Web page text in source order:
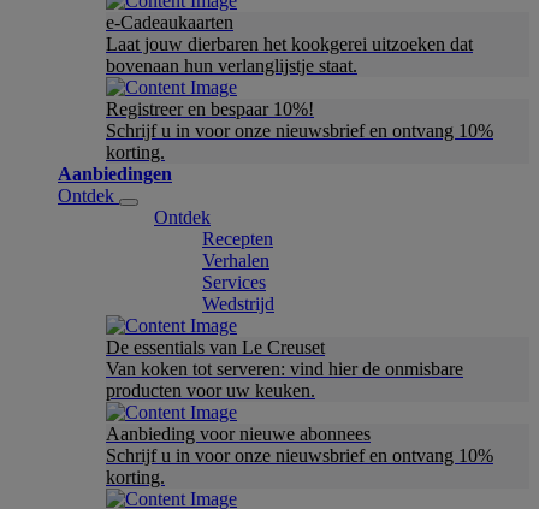
e-Cadeaukaarten
Laat jouw dierbaren het kookgerei uitzoeken dat
bovenaan hun verlanglijstje staat.
Registreer en bespaar 10%!
Schrijf u in voor onze nieuwsbrief en ontvang 10%
korting.
Aanbiedingen
Ontdek
Ontdek
Recepten
Verhalen
Services
Wedstrijd
De essentials van Le Creuset
Van koken tot serveren: vind hier de onmisbare
producten voor uw keuken.
Aanbieding voor nieuwe abonnees
Schrijf u in voor onze nieuwsbrief en ontvang 10%
korting.